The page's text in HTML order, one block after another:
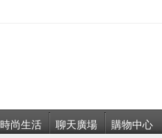
時尚生活 聊天廣場 購物中心